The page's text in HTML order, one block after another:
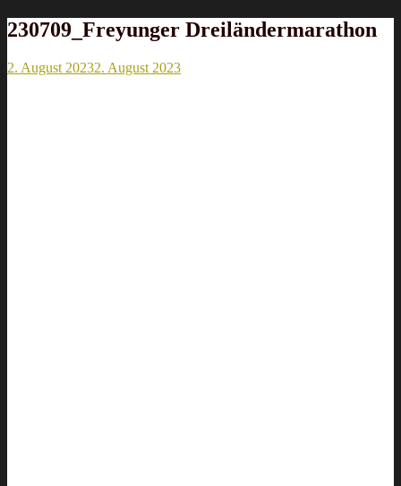
230709_Freyunger Dreiländermarathon
2. August 20232. August 2023